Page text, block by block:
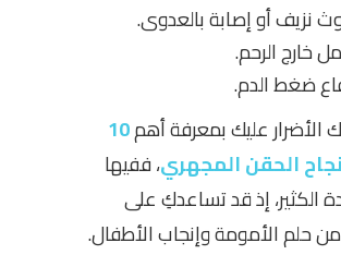
نزيف أو إصابة بالعدوى.
خارج الرحم.
ضغط الدم.
الأضرار عليك بمعرفة أهم10
الحقن المجهري، ففيها
الكثير، إذ قد تساعدكِ على
من حلم الأمومة وإنجاب الأطفال.